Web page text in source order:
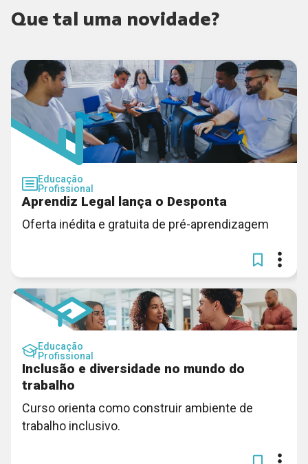
Que tal uma novidade?
Educação
Profissional
Aprendiz Legal lança o Desponta
Oferta inédita e gratuita de pré-aprendizagem
Educação
Profissional
Inclusão e diversidade no mundo do
trabalho
Curso orienta como construir ambiente de
trabalho inclusivo.